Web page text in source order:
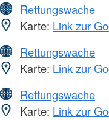
Rettungswache
Karte: Link zur
Rettungswache
Karte: Link zur
Rettungswache
Karte: Link zur